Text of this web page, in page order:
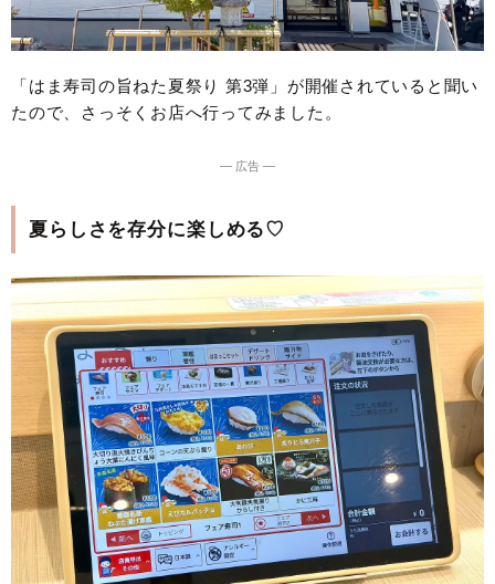
「はま寿司の旨ねた夏祭り 第3弾」が開催されていると聞い
たので、さっそくお店へ行ってみました。
― 広告 ―
夏らしさを存分に楽しめる♡